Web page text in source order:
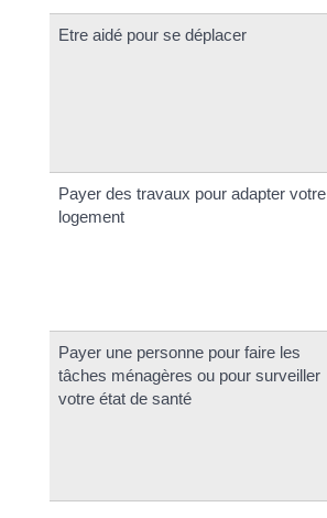
Etre aidé pour se déplacer
Payer des travaux pour adapter votre
logement
Payer une personne pour faire les
tâches ménagères ou pour surveiller
votre état de santé